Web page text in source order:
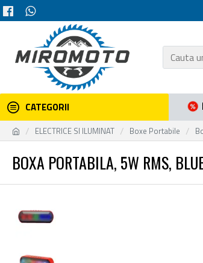
CATEGORII
ELECTRICE SI ILUMINAT Boxe Portabile
BOXA PORTABILA, 5W RMS,